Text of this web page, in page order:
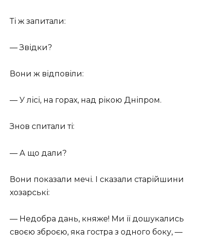
Ті ж запитали:
— Звідки?
Вони ж відповіли:
— У лісі, на горах, над рікою Дніпром.
Знов спитали ті:
— А що дали?
Вони показали мечі. І сказали старійшини
хозарські:
— Недобра дань, княже! Ми її дошукались
своєю зброєю, яка гостра з одного боку, —